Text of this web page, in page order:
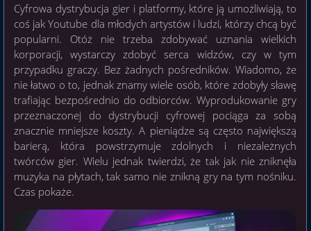
Cyfrowa dystrybucja gier i platformy, które ją umożliwiają, to
coś jak Youtube dla młodych artystów i ludzi, którzy chcą być
popularni. Otóż nie trzeba zdobywać uznania wielkich
korporacji, wystarczy zdobyć serca widzów, czy w tym
przypadku graczy. Bez żadnych pośredników. Wiadomo, że
nie łatwo o to, jednak znamy wiele osób, które zdobyły sławę
trafiając bezpośrednio do odbiorców. Wyprodukowanie gry
przeznaczonej do dystrybucji cyfrowej pociąga za sobą
znacznie mniejsze koszty. A pieniądze są często największą
barierą, która powstrzymuje zdolnych i niezależnych
twórców gier. Wielu jednak twierdzi, że tak jak nie zniknęła
muzyka na płytach, tak samo nie znikną gry na tym nośniku.
Czas pokaże.